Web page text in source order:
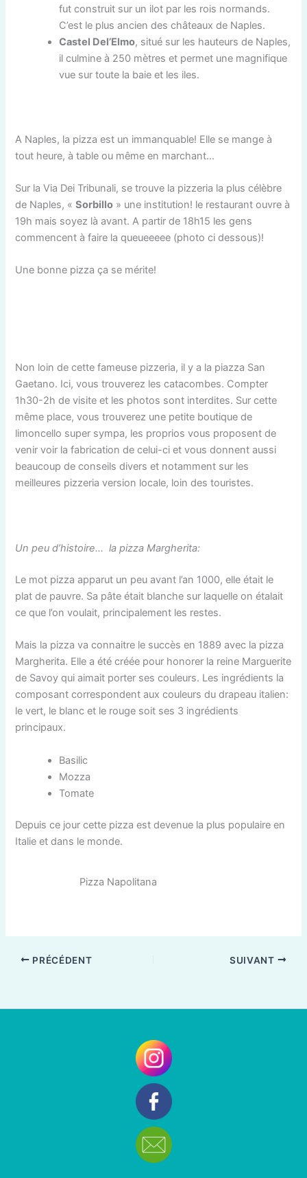
fut construit sur un ilot par les rois normands.
C’est le plus ancien des châteaux de Naples.
Castel Del’Elmo, situé sur les hauteurs de Naples,
il culmine à 250 mètres et permet une magnifique
vue sur toute la baie et les iles.
A Naples, la pizza est un immanquable! Elle se mange à
tout heure, à table ou même en marchant…
Sur laVia Dei Tribunali, se trouve la pizzeria la plus célèbre
de Naples, «Sorbillo » une institution! le restaurant ouvre à
19h mais soyez là avant. A partir de 18h15 les gens
commencent à faire la queueeeee (photo ci dessous)!
Une bonne pizza ça se mérite!
Non loin de cette fameuse pizzeria, il y a la piazza San
Gaetano. Ici, vous trouverez les catacombes. Compter
1h30-2h de visite et les photos sont interdites. Sur cette
même place, vous trouverez une petite boutique de
limoncello super sympa, les proprios vous proposent de
venir voir la fabrication de celui-ci et vous donnent aussi
beaucoup de conseils divers et notamment sur les
meilleures pizzeria version locale, loin des touristes.
Un peu d’histoire… la pizza Margherita:
Le mot pizza apparut un peu avant l’an 1000, elle était le
plat de pauvre. Sa pâte était blanche sur laquelle on étalait
ce que l’on voulait, principalement les restes.
Mais la pizza va connaitre le succès en 1889 avec la pizza
Margherita. Elle a été créée pour honorer la reine Marguerite
de Savoy qui aimait porter ses couleurs. Les ingrédients la
composant correspondent aux couleurs du drapeau italien:
le vert, le blanc et le rouge soit ses 3 ingrédients
principaux.
Basilic
Mozza
Tomate
Depuis ce jour cette pizza est devenue la plus populaire en
Italie et dans le monde.
Pizza Napolitana
PRÉCÉDENT SUIVANT